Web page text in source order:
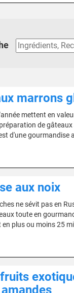
marrons
mettent en
de
d'une gourmandise
aux noix
ne sévit pas en
toute en
en plus ou moins 25